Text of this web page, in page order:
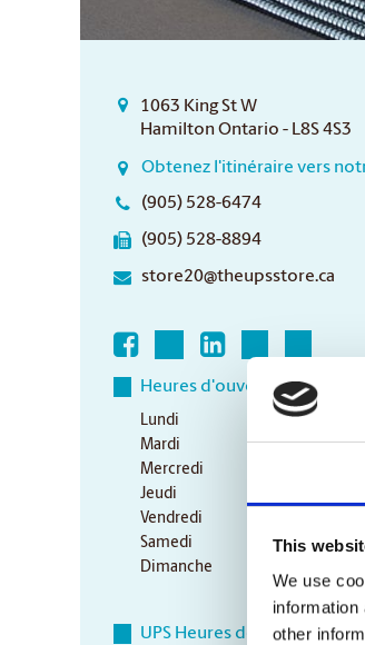
This
We use
other
1063 King St W
Hamilton Ontario - L8S 4S3
Obtenez l'itinéraire vers
(905) 528-6474
(905) 528-8894
store20@theupsstore.ca
Heures d'ouverture
Lundi
Mardi
9:00
Mercredi
9:00
Jeudi
Vendredi
Samedi
10:00
Dimanche
UPS Heures de ramassage